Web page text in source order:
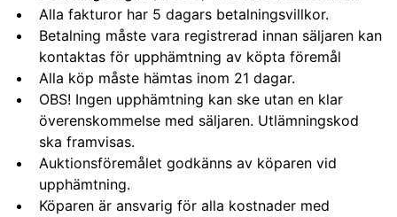
Alla fakturor har 5 dagars betalningsvillkor.
Betalning måste vara registrerad innan säljaren kan
kontaktas för upphämtning av köpta föremål
Alla köp måste hämtas inom 21 dagar.
OBS! Ingen upphämtning kan ske utan en klar
överenskommelse med säljaren. Utlämningskod
ska framvisas.
Auktionsföremålet godkänns av köparen vid
upphämtning.
Köparen är ansvarig för alla kostnader med